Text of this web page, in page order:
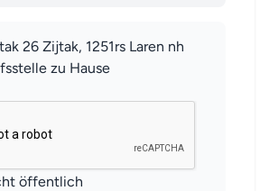
26 Zijtak, 1251rs Laren nh
zu Hause
öffentlich